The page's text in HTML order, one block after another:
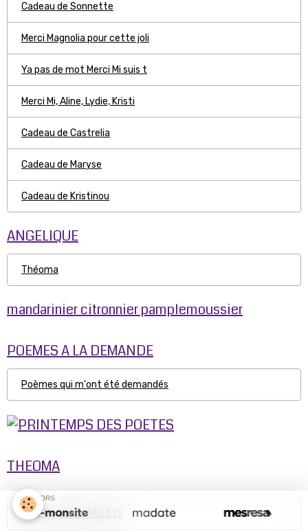
Cadeau de Sonnette
Merci Magnolia pour cette joli
Ya pas de mot Merci Mi suis t
Merci Mi, Aline, Lydie, Kristi
Cadeau de Castrelia
Cadeau de Maryse
Cadeau de Kristinou
ANGELIQUE
Théoma
mandarinier citronnier pamplemoussier
POEMES A LA DEMANDE
Poèmes qui m'ont été demandés
THEOMA
Parc Bordelais 19.02.13
SPONSORS